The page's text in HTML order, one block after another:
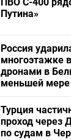
Путина»
Россия
многоэтажке
дронами в
меньшей мере
Турция
проход через
по судам в